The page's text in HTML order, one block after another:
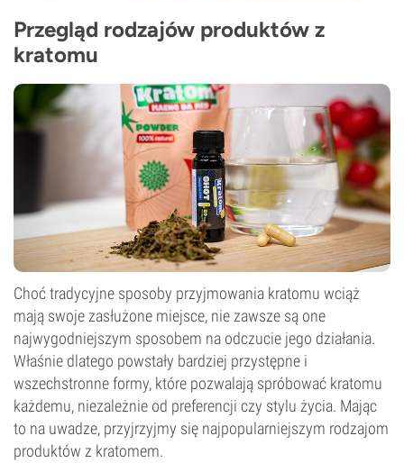
Przegląd rodzajów produktów z
kratomu
Choć tradycyjne sposoby przyjmowania kratomu wciąż
mają swoje zasłużone miejsce, nie zawsze są one
najwygodniejszym sposobem na odczucie jego działania.
Właśnie dlatego powstały bardziej przystępne i
wszechstronne formy, które pozwalają spróbować kratomu
każdemu, niezależnie od preferencji czy stylu życia. Mając
to na uwadze, przyjrzyjmy się najpopularniejszym rodzajom
produktów z kratomem.